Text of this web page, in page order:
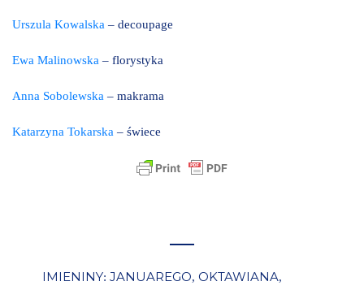
Urszula Kowalska – decoupage
Ewa Malinowska – florystyka
Anna Sobolewska – makrama
Katarzyna Tokarska – świece
IMIENINY: JANUAREGO, OKTAWIANA,